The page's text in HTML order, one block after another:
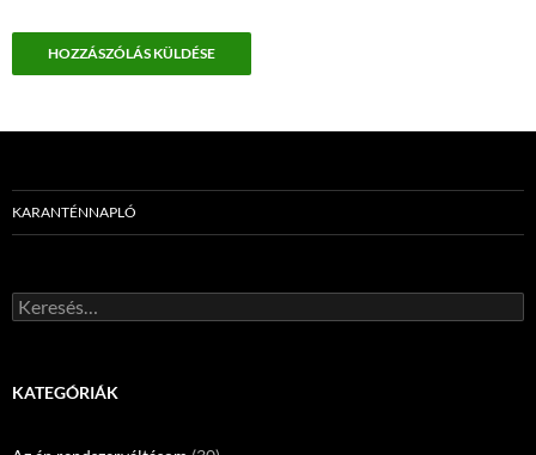
KARANTÉNNAPLÓ
Keresés:
KATEGÓRIÁK